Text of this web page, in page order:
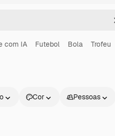
com IA Futebol Bola Trofeu
Cor Pessoas